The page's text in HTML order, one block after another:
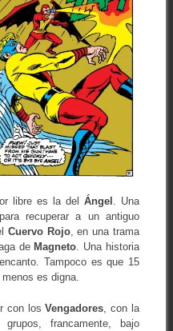
libre es la delÁngel . Una
recuperar a un antiguo
Cuervo Rojo, en una trama
de Magneto. Una historia
Tampoco es que 15
es digna.
con losVengadores , con la
francamente, bajo